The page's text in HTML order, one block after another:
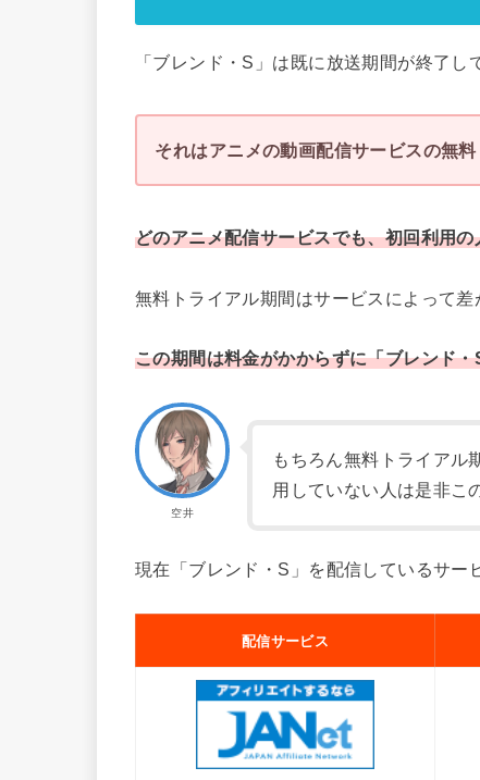
「ブレンド・S」は既に放送期間が終了
それはアニメの動画配信サービスの無
どのアニメ配信サービスでも、初回利用
無料トライアル期間はサービスによって
この期間は料金がかからずに「ブレンド・
空井
もちろん無料トライアル
用していない人は是非こ
現在「ブレンド・S」を配信しているサー
配信サービス